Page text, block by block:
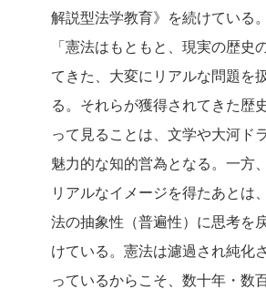
解説型法学教育》を続けている。
「憲法はもともと、現実の歴史
てきた、大変にリアルな問題を
る。それらが獲得されてきた歴
って見ることは、文学や大河ド
魅力的な知的営為となる。一方
リアルなイメージを得たあとは
法の抽象性（普遍性）に思考を
けている。憲法は濾過され純化
っているからこそ、数十年・数